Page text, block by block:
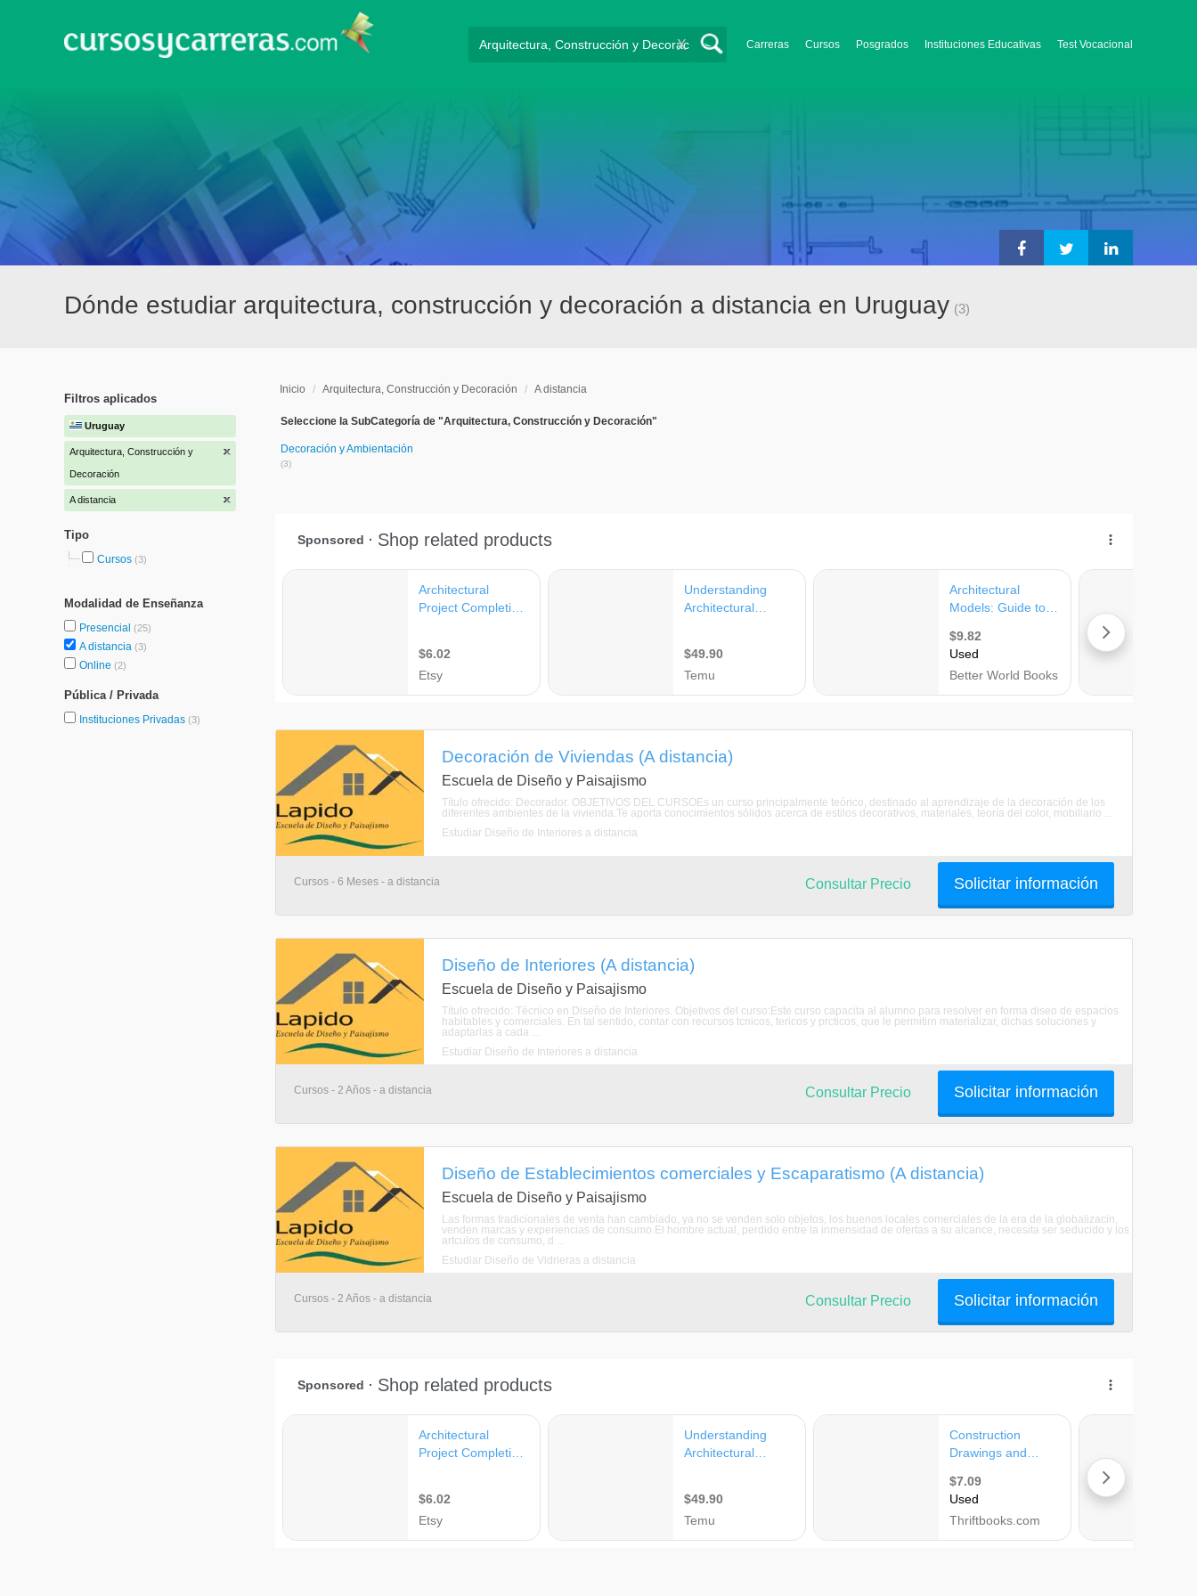
Carreras Cursos Posgrados Instituciones Educativas Test Vocacional
X
Dónde estudiar arquitectura, construcción y decoración a distancia en Uruguay (3)
Filtros aplicados
Uruguay
Arquitectura, Construcción y
Decoración
A distancia
Tipo
Cursos (3)
Modalidad de Enseñanza
Presencial (25)
A distancia (3)
Online (2)
Pública / Privada
Instituciones Privadas (3)
Inicio / Arquitectura, Construcción y Decoración / A distancia
Seleccione la SubCategoría de "Arquitectura, Construcción y Decoración"
Decoración y Ambientación
(3)
Decoración de Viviendas (A distancia)
Escuela de Diseño y Paisajismo
Título ofrecido: Decorador. OBJETIVOS DEL CURSOEs un curso principalmente teórico, destinado al aprendizaje de la decoración de los
diferentes ambientes de la vivienda.Te aporta conocimientos sólidos acerca de estilos decorativos, materiales, teoría del color, mobiliario ...
Estudiar Diseño de Interiores a distancia
Cursos - 6 Meses - a distancia Solicitar información
Consultar Precio
Diseño de Interiores (A distancia)
Escuela de Diseño y Paisajismo
Título ofrecido: Técnico en Diseño de Interiores. Objetivos del curso:Este curso capacita al alumno para resolver en forma diseo de espacios
habitables y comerciales. En tal sentido, contar con recursos tcnicos, tericos y prcticos, que le permitirn materializar, dichas soluciones y
adaptarlas a cada ...
Estudiar Diseño de Interiores a distancia
Cursos - 2 Años - a distancia Solicitar información
Consultar Precio
Diseño de Establecimientos comerciales y Escaparatismo (A distancia)
Escuela de Diseño y Paisajismo
Las formas tradicionales de venta han cambiado, ya no se venden solo objetos, los buenos locales comerciales de la era de la globalizacin,
venden marcas y experiencias de consumo.El hombre actual, perdido entre la inmensidad de ofertas a su alcance, necesita ser seducido y los
artculos de consumo, d ...
Estudiar Diseño de Vidrieras a distancia
Cursos - 2 Años - a distancia Solicitar información
Consultar Precio